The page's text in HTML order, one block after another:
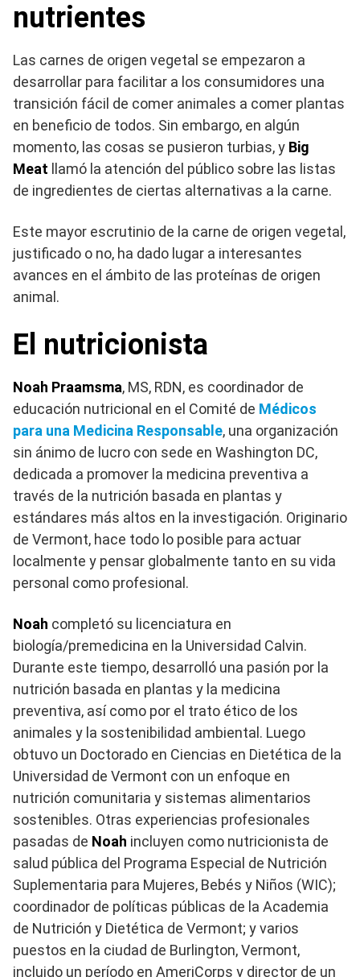
nutrientes
Las carnes de origen vegetal se empezaron a
desarrollar para facilitar a los consumidores una
transición fácil de comer animales a comer plantas
en beneficio de todos. Sin embargo, en algún
momento, las cosas se pusieron turbias, y Big
Meat llamó la atención del público sobre las listas
de ingredientes de ciertas alternativas a la carne.
Este mayor escrutinio de la carne de origen vegetal,
justificado o no, ha dado lugar a interesantes
avances en el ámbito de las proteínas de origen
animal.
El nutricionista
Noah Praamsma, MS, RDN, es coordinador de
educación nutricional en el Comité de Médicos
para una Medicina Responsable, una organización
sin ánimo de lucro con sede en Washington DC,
dedicada a promover la medicina preventiva a
través de la nutrición basada en plantas y
estándares más altos en la investigación. Originario
de Vermont, hace todo lo posible para actuar
localmente y pensar globalmente tanto en su vida
personal como profesional.
Noah completó su licenciatura en
biología/premedicina en la Universidad Calvin.
Durante este tiempo, desarrolló una pasión por la
nutrición basada en plantas y la medicina
preventiva, así como por el trato ético de los
animales y la sostenibilidad ambiental. Luego
obtuvo un Doctorado en Ciencias en Dietética de la
Universidad de Vermont con un enfoque en
nutrición comunitaria y sistemas alimentarios
sostenibles. Otras experiencias profesionales
pasadas de Noah incluyen como nutricionista de
salud pública del Programa Especial de Nutrición
Suplementaria para Mujeres, Bebés y Niños (WIC);
coordinador de políticas públicas de la Academia
de Nutrición y Dietética de Vermont; y varios
puestos en la ciudad de Burlington, Vermont,
incluido un período en AmeriCorps y director de un